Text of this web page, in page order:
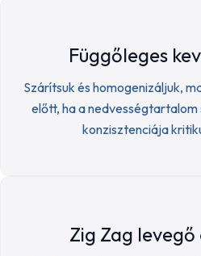
Függőleges
Szárítsuk és homogenizáljuk,
előtt, ha a
konzisztenciája
Zig Zag